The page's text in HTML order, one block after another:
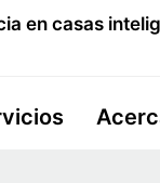
en casas